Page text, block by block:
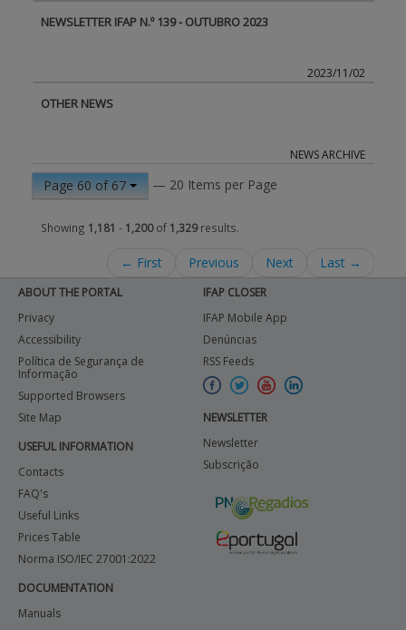
NEWSLETTER IFAP N.º 139 - OUTUBRO 2023
2023/11/02
OTHER NEWS
NEWS ARCHIVE
Page 60 of 67 — 20 Items per Page
Showing 1,181 - 1,200of 1,329results.
← First Previous Next Last →
ABOUT THE PORTAL
Privacy
Accessibility
Política de Segurança de
Informação
Supported Browsers
Site Map
USEFUL INFORMATION
Contacts
FAQ's
Useful Links
Prices Table
Norma ISO/IEC 27001:2022
DOCUMENTATION
Manuals
IFAP CLOSER
IFAP Mobile App
Denúncias
RSS Feeds
NEWSLETTER
Newsletter
Subscrição